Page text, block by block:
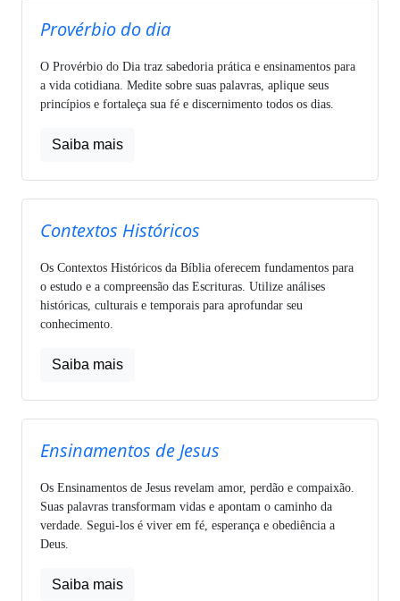
Provérbio do dia
O Provérbio do Dia traz sabedoria prática e ensinamentos para
a vida cotidiana. Medite sobre suas palavras, aplique seus
princípios e fortaleça sua fé e discernimento todos os dias.
Saiba mais
Contextos Históricos
Os Contextos Históricos da Bíblia oferecem fundamentos para
o estudo e a compreensão das Escrituras. Utilize análises
históricas, culturais e temporais para aprofundar seu
conhecimento.
Saiba mais
Ensinamentos de Jesus
Os Ensinamentos de Jesus revelam amor, perdão e compaixão.
Suas palavras transformam vidas e apontam o caminho da
verdade. Segui-los é viver em fé, esperança e obediência a
Deus.
Saiba mais